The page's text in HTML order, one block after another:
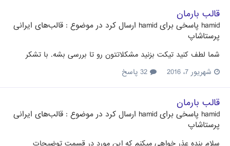
قالب بارمان
hamid پاسخی برای hamid ارسال کرد در موضوع : قالب‌های ایرانی
پرستاشاپ
شما لطف کنید تیکت بزنید مشکلاتتون رو تا بررسی بشه. با تشکر
شهریور 7، 2016
قالب بارمان
hamid پاسخی برای hamid ارسال کرد در موضوع : قالب‌های ایرانی
پرستاشاپ
سلام بنده عذر خواهی میکنم که این مورد در قسمت توضیحات